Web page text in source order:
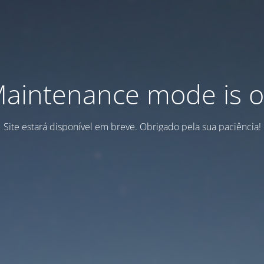
mode is
Site estará disponível em breve. Obrigado pela sua paciência!